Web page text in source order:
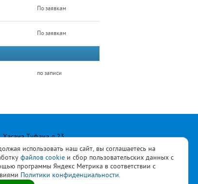
использовать наш сайт, вы соглашаетесь на
файлов cookie и сбор пользовательских данных с
программы Яндекс Метрика в соответствии с
Политики конфиденциальности.
По заявкам
По заявкам
по записи
Хасана Туфана д.23
политикой